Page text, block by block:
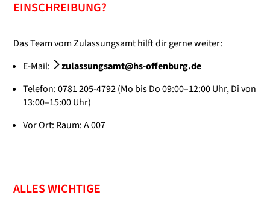
EINSCHREIBUNG?
Das Team vom Zulassungsamt hilft dir gerne weiter:
E-Mail:
zulassungsamt@hs-offenburg.de
Telefon: 0781 205-4792 (Mo bis Do 09:00–12:00 Uhr, Di von
13:00–15:00 Uhr)
Vor Ort: Raum: A 007
ALLES WICHTIGE